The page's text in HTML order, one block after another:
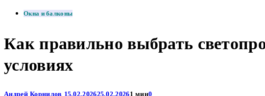
Окна и балконы
Как правильно выбрать
условиях
Андрей Корнилов 15.02.202625.02.20261 мин0